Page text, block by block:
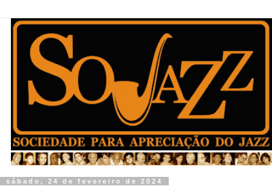
sábado, 24 de fevereiro de 2024